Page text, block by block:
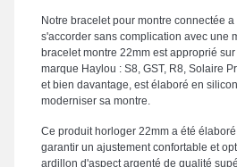
Notre bracelet pour montre connectée
s'accorder sans complication avec une
bracelet montre 22mm est approprié
marque Haylou : S8, GST, R8, Solaire
et bien davantage, est élaboré en
moderniser sa montre.
Ce produit horloger 22mm a été
garantir un ajustement confortable et
ardillon d'aspect argenté de qualité